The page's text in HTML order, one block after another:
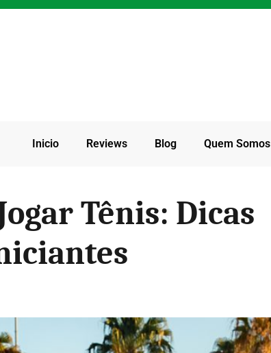
Inicio Reviews Blog Quem Somos
Tênis: Dicas